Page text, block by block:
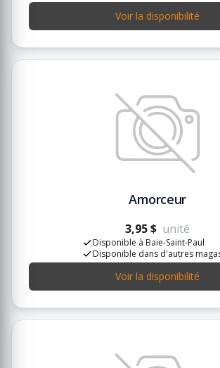
Voir la disponibilité
Amorceur
3,95 $ unité
Disponible à Baie-Saint-Paul
Disponible dans d'autres
Voir la disponibilité